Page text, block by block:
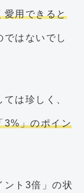
愛用できると
ではないでし
は珍しく、
3%」のポイン
ント3倍」の状